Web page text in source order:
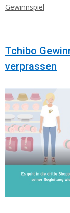
Gewinnspiel
Tchibo
verprassen